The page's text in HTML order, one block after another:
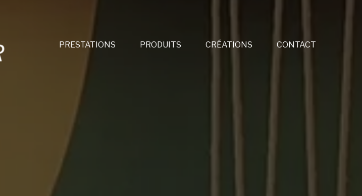
PRESTATIONS PRODUITS CRÉATIONS CONTACT